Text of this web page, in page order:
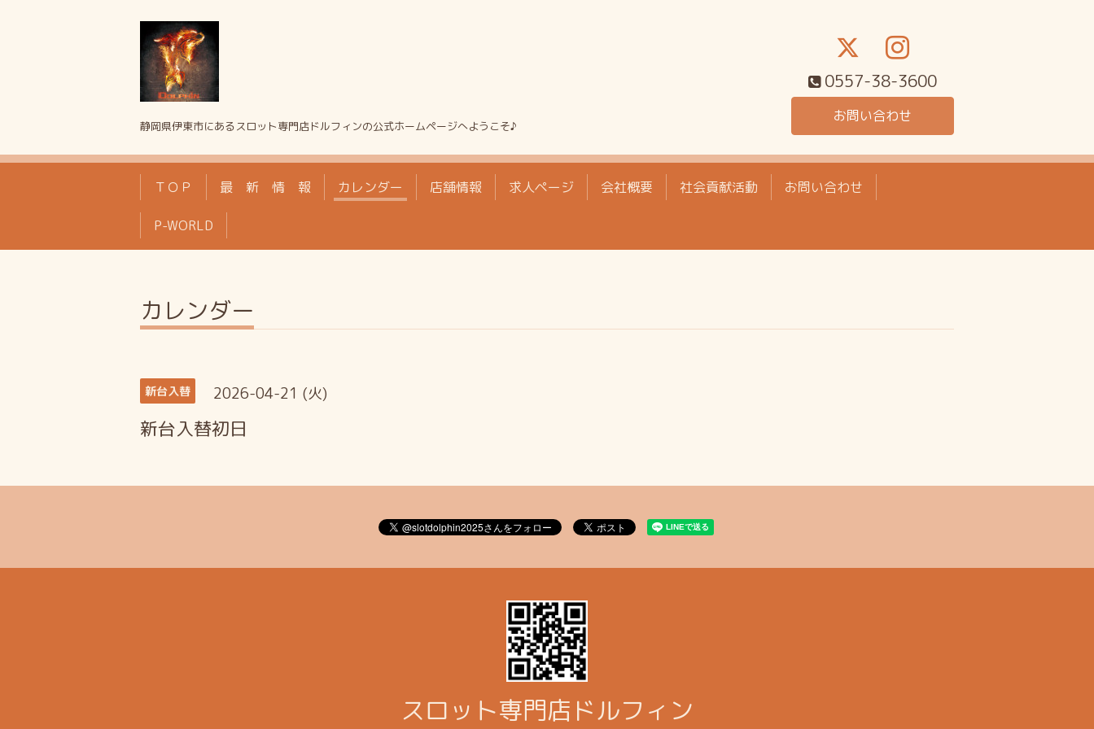
静岡県伊東市にあるスロット専門店ドルフィンの公式ホームページへようこそ♪
0557-38-3600
お問い合わせ
ＴＯＰ 最 新 情 報 カレンダー 店舗情報 求人ページ 会社概要 社会貢献活動 お問い合わせ
P-WORLD
カレンダー
新台入替 2026-04-21 (火)
新台入替初日
スロット専門店ドルフィン